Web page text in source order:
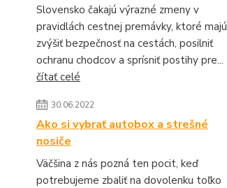
Slovensko čakajú výrazné zmeny v
pravidlách cestnej premávky, ktoré majú
zvýšiť bezpečnosť na cestách, posilniť
ochranu chodcov a sprísniť postihy pre...
čítať celé
30.06.2022
Ako si vybrať autobox a strešné
nosiče
Väčšina z nás pozná ten pocit, keď
potrebujeme zbaliť na dovolenku toľko